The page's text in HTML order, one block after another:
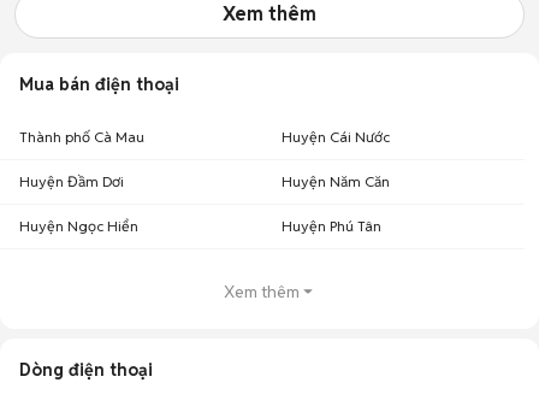
Xem thêm
Mua bán điện thoại
Thành phố Cà Mau Huyện Cái Nước
Huyện Đầm Dơi Huyện Năm Căn
Huyện Ngọc Hiển Huyện Phú Tân
Xem thêm
Dòng điện thoại